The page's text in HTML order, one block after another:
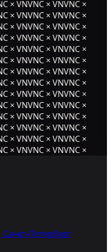
× VNVNC × VNVNC ×
× VNVNC × VNVNC ×
× VNVNC × VNVNC ×
× VNVNC × VNVNC ×
× VNVNC × VNVNC ×
× VNVNC × VNVNC ×
× VNVNC × VNVNC ×
× VNVNC × VNVNC ×
× VNVNC × VNVNC ×
× VNVNC × VNVNC ×
× VNVNC × VNVNC ×
× VNVNC × VNVNC ×
× VNVNC × VNVNC ×
× VNVNC × VNVNC ×
Петербург